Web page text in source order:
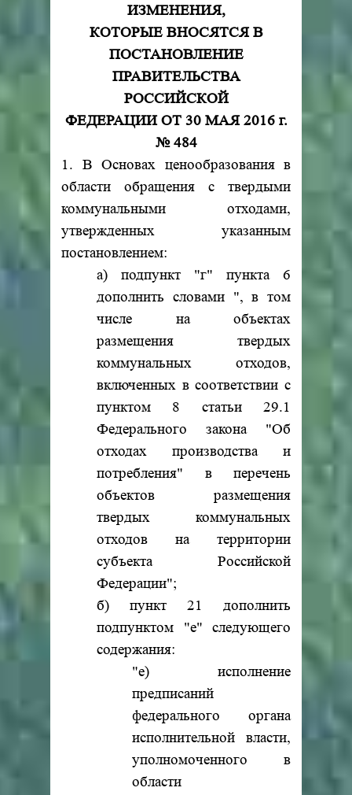
ИЗМЕНЕНИЯ,
КОТОРЫЕ ВНОСЯТСЯ В
ПОСТАНОВЛЕНИЕ
ПРАВИТЕЛЬСТВА
РОССИЙСКОЙ
ФЕДЕРАЦИИ ОТ 30 МАЯ 2016 г.
№ 484
1. В Основах ценообразования в
области обращения с твердыми
коммунальными отходами,
утвержденных указанным
постановлением:
а) подпункт "г" пункта 6
дополнить словами ", в том
числе на объектах
размещения твердых
коммунальных отходов,
включенных в соответствии с
пунктом 8 статьи 29.1
Федерального закона "Об
отходах производства и
потребления" в перечень
объектов размещения
твердых коммунальных
отходов на территории
субъекта Российской
Федерации";
б) пункт 21 дополнить
подпунктом "е" следующего
содержания:
"е) исполнение
предписаний
федерального органа
исполнительной власти,
уполномоченного в
области